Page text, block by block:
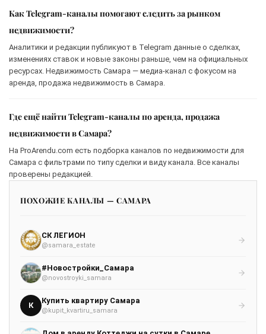
Как Telegram-каналы помогают следить за рынком
недвижимости?
Аналитики и редакции публикуют в Telegram данные о сделках,
изменениях ставок и новые законы раньше, чем на официальных
ресурсах. Недвижимость Самара — медиа-канал с фокусом на
аренда, продажа недвижимость в Самара.
Где ещё найти Telegram-каналы по аренда, продажа
недвижимости в Самара?
На ProArendu.com есть подборка каналов по недвижимости для
Самара с фильтрами по типу сделки и виду канала. Все каналы
проверены редакцией.
ПОХОЖИЕ КАНАЛЫ — САМАРА
СК ЛЕГИОН
@samara_estate
#Новостройки_Самара
@novostroyki_samara
К
Купить квартиру Самара
@kupit_kvartiru_samara